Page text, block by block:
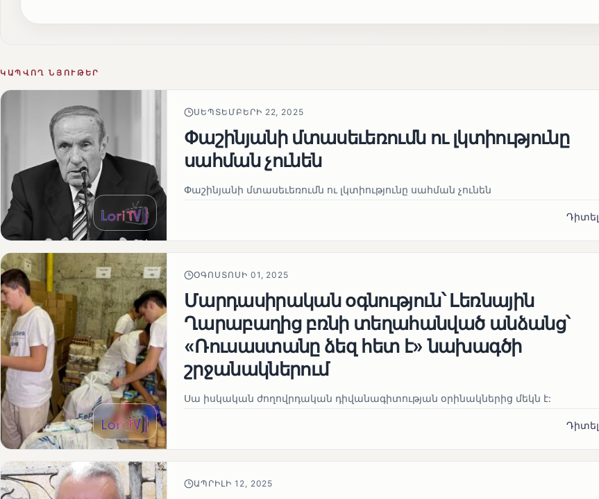
ԿԱՊՎՈՂ ՆՅՈՒԹԵՐ
ՍԵՊՏԵՄԲԵՐԻ 22, 2025
Փաշինյանի մտասեւեռումն ու լկտիությունը
սահման չունեն
Փաշինյանի մտասեւեռումն ու լկտիությունը սահման չունեն
Դիտել
ՕԳՈՍՏՈՍԻ 01, 2025
Մարդասիրական օգնություն՝ Լեռնային
Ղարաբաղից բռնի տեղահանված անձանց՝
«Ռուսաստանը ձեզ հետ է» նախագծի
շրջանակներում
Սա իսկական ժողովրդական դիվանագիտության օրինակներից մեկն է:
Դիտել
ԱՊՐԻԼԻ 12, 2025